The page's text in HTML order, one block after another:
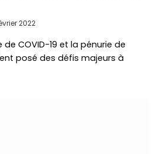
2022
COVID-19 et la pénurie de
posé des défis majeurs à